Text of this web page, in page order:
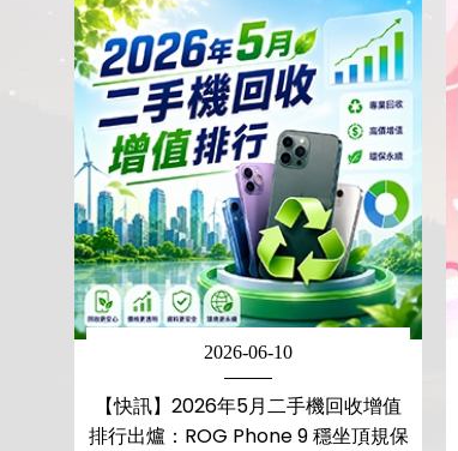
2026-06-10
【快訊】2026年5月二手機回收增值
排行出爐：ROG Phone 9 穩坐頂規保